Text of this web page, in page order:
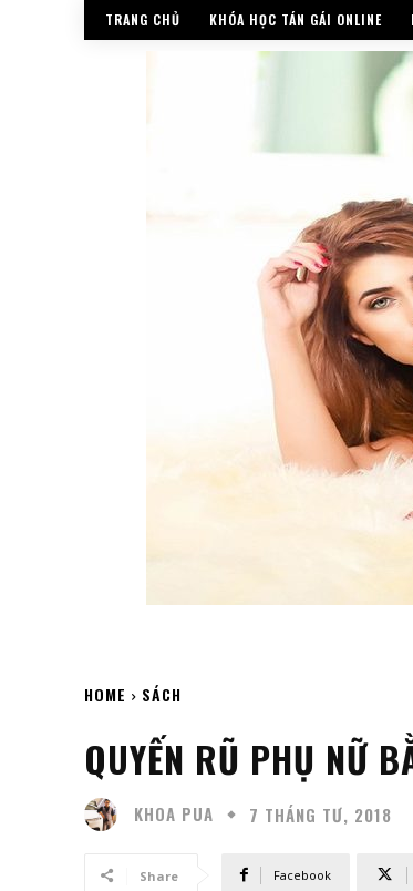
TRANG CHỦ KHÓA HỌC TÁN GÁI ONLINE
HOME SÁCH
QUYẾN RŨ PHỤ NỮ
KHOA PUA 7 THÁNG TƯ, 2018
Share Facebook